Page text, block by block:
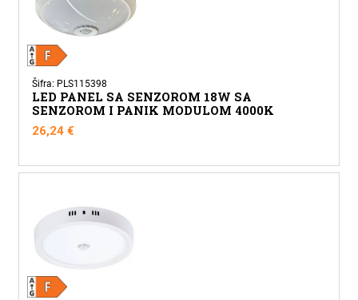
Šifra: PLS115398
LED PANEL SA SENZOROM 18W SA
SENZOROM I PANIK MODULOM 4000K
26,24€